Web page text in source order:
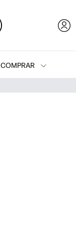
COMPRAR
Impresoras